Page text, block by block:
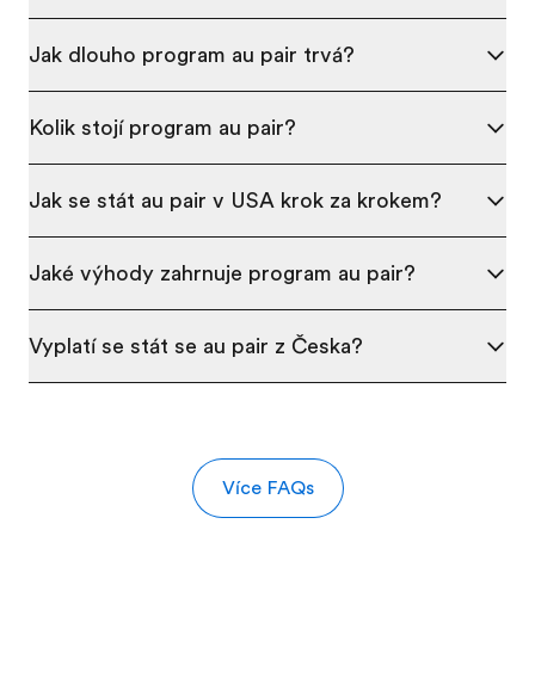
Jak dlouho program au pair trvá?
Kolik stojí program au pair?
Jak se stát au pair v USA krok za krokem?
Jaké výhody zahrnuje program au pair?
Vyplatí se stát se au pair z Česka?
Více FAQs